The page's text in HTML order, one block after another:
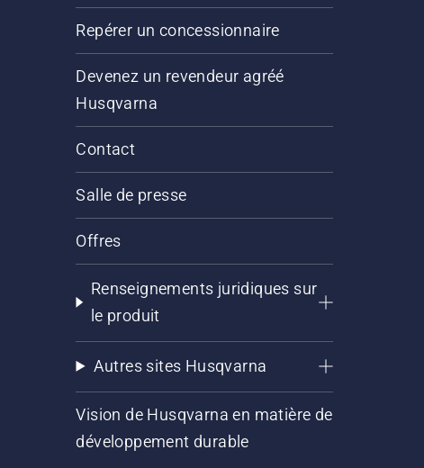
Repérer un concessionnaire
Devenez un revendeur agréé
Husqvarna
Contact
Salle de presse
Offres
Renseignements juridiques sur
le produit
Autres sites Husqvarna
Vision de Husqvarna en matière de
développement durable